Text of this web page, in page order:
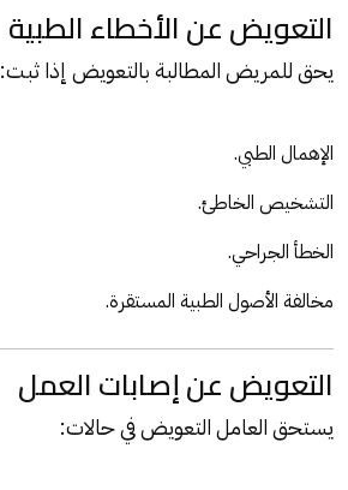
التعويض عن الأخطاء الطبية
يحق للمريض المطالبة بالتعويض إذا ثبت:
الإهمال الطبي.
التشخيص الخاطئ.
الخطأ الجراحي.
مخالفة الأصول الطبية المستقرة.
التعويض عن إصابات العمل
يستحق العامل التعويض في حالات: